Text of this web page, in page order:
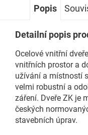
Popis
Detailní popis
Ocelové vnitřní
vnitřních prostor a
užívání a místností
velmi robustní a
záření. Dveře ZK je
českých
stavebních úprav.